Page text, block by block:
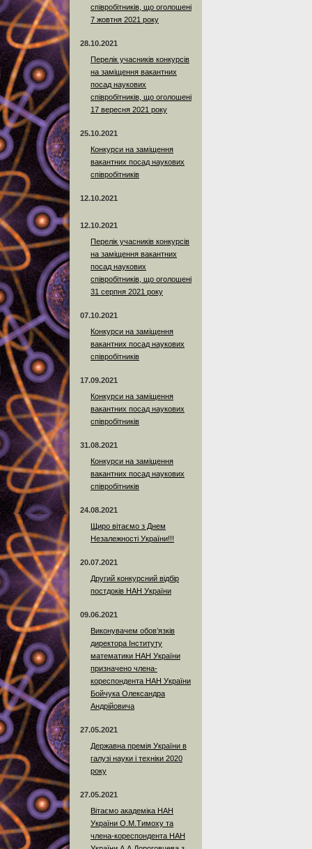
співробітників, що оголошені
7 жовтня 2021 року
28.10.2021
Перелік учасників конкурсів
на заміщення вакантних
посад наукових
співробітників, що оголошені
17 вересня 2021 року
25.10.2021
Конкурси на заміщення
вакантних посад наукових
співробітників
12.10.2021
12.10.2021
Перелік учасників конкурсів
на заміщення вакантних
посад наукових
співробітників, що оголошені
31 серпня 2021 року
07.10.2021
Конкурси на заміщення
вакантних посад наукових
співробітників
17.09.2021
Конкурси на заміщення
вакантних посад наукових
співробітників
31.08.2021
Конкурси на заміщення
вакантних посад наукових
співробітників
24.08.2021
Щиро вітаємо з Днем
Незалежності України!!!
20.07.2021
Другий конкурсний відбір
постдоків НАН України
09.06.2021
Виконувачем обов’язків
директора Інституту
математики НАН України
призначено члена-
кореспондента НАН України
Бойчука Олександра
Андрійовича
27.05.2021
Державна премія України в
галузі науки і техніки 2020
року
27.05.2021
Вітаємо академіка НАН
України О.М.Тимоху та
члена-кореспондента НАН